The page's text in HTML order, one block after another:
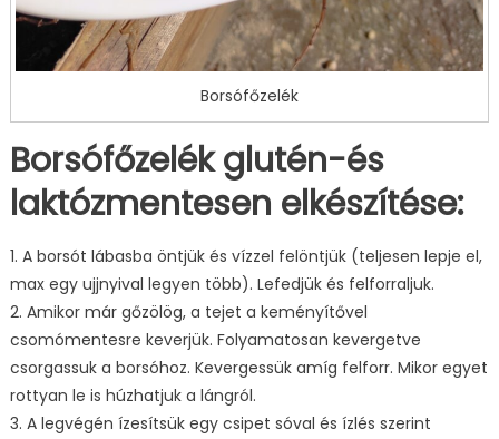
Borsófőzelék
Borsófőzelék glutén-és
laktózmentesen elkészítése:
1. A borsót lábasba öntjük és vízzel felöntjük (teljesen lepje el,
max egy ujjnyival legyen több). Lefedjük és felforraljuk.
2. Amikor már gőzölög, a tejet a keményítővel
csomómentesre keverjük. Folyamatosan kevergetve
csorgassuk a borsóhoz. Kevergessük amíg felforr. Mikor egyet
rottyan le is húzhatjuk a lángról.
3. A legvégén ízesítsük egy csipet sóval és ízlés szerint